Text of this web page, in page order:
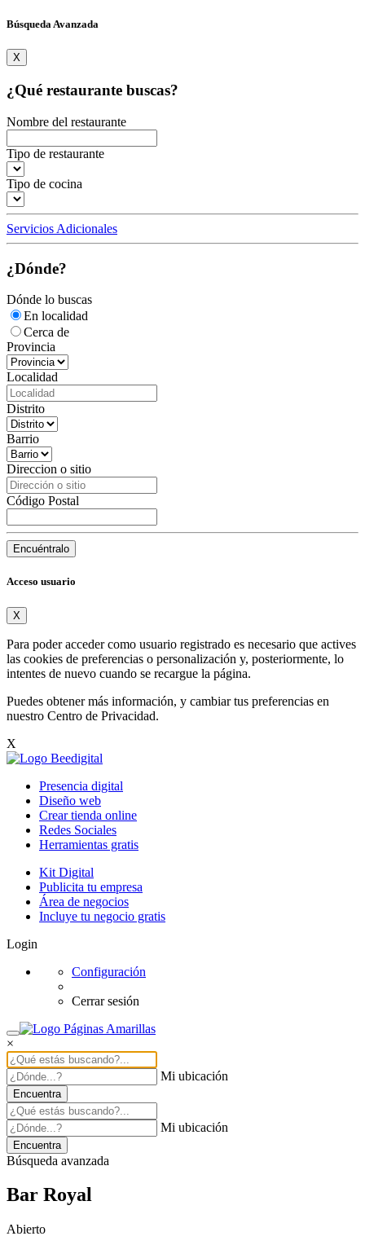
Búsqueda Avanzada
X
¿Qué restaurante buscas?
Nombre del restaurante
Tipo de restaurante
Tipo de cocina
Servicios Adicionales
¿Dónde?
Dónde lo buscas
En localidad
Cerca de
Provincia
Localidad
Distrito
Barrio
Direccion o sitio
Código Postal
Encuéntralo
Acceso usuario
X
Para poder acceder como usuario registrado es necesario que actives
las cookies de preferencias o personalización y, posteriormente, lo
intentes de nuevo cuando se recargue la página.
Puedes obtener más información, y cambiar tus preferencias en
nuestro Centro de Privacidad.
X
Presencia digital
Diseño web
Crear tienda online
Redes Sociales
Herramientas gratis
Kit Digital
Publicita tu empresa
Área de negocios
Incluye tu negocio gratis
Login
Configuración
Cerrar sesión
×
Mi ubicación
Encuentra
Mi ubicación
Encuentra
Búsqueda avanzada
Bar Royal
Abierto